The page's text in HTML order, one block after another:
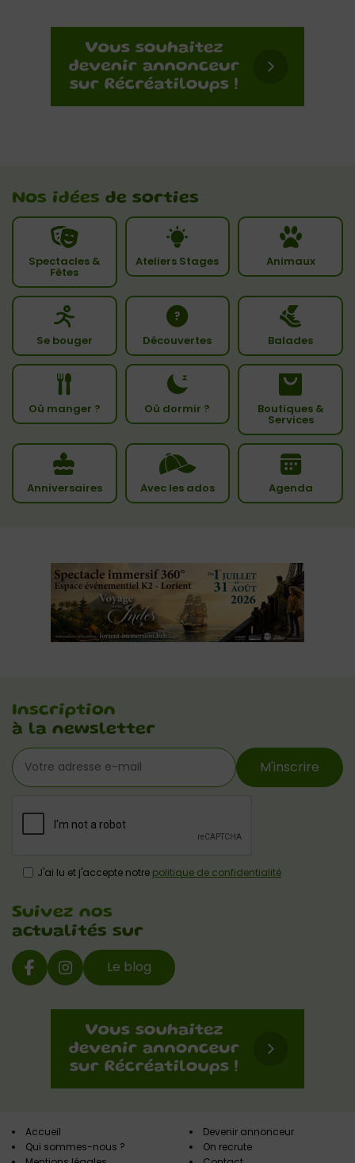
Nos idées de sorties
Spectacles &
Fêtes
Ateliers Stages Animaux
Se bouger Découvertes Balades
Où manger ? Où dormir ? Boutiques &
Services
Anniversaires Avec les ados Agenda
Inscription
à la newsletter
M'inscrire
J'ai lu et j'accepte notre politique de confidentialité
Suivez nos
actualités sur
Le blog
Accueil
Qui sommes-nous ?
Devenir annonceur
On recrute